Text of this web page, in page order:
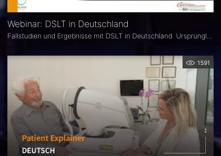
Webinar: DSLT in Deutschland
Fallstudien und Ergebnisse mit DSLT in Deutschland. Ursprünglich ausgestrahlt im Juni 2023
1591